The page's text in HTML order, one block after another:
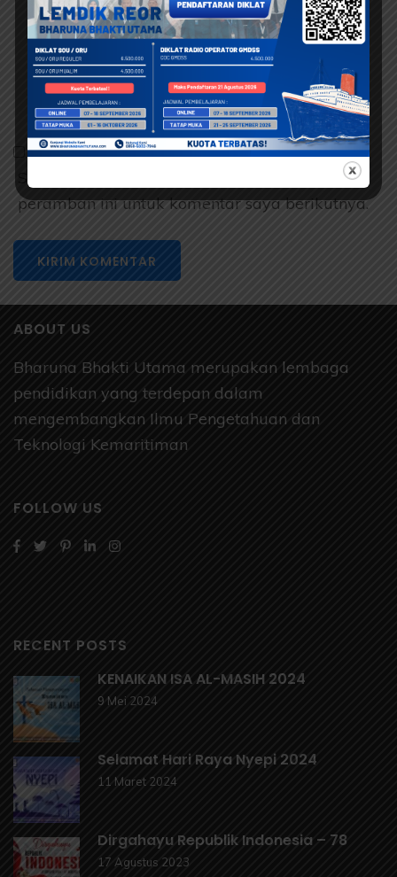
Email*
Situs
Web
Simpan nama, email, dan situs web saya pada
peramban ini untuk komentar saya berikutnya.
ABOUT US
Bharuna Bhakti Utama merupakan lembaga
pendidikan yang terdepan dalam
mengembangkan Ilmu Pengetahuan dan
Teknologi Kemaritiman
FOLLOW US
RECENT POSTS
KENAIKAN ISA AL-MASIH 2024
9 Mei 2024
Selamat Hari Raya Nyepi 2024
11 Maret 2024
Dirgahayu Republik Indonesia – 78
17 Agustus 2023